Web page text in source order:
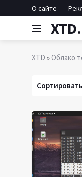
О сайте
XTD »Облако